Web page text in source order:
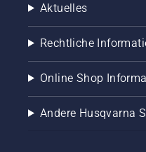
Aktuelles
Rechtliche
Online Shop
Andere Husqvarna